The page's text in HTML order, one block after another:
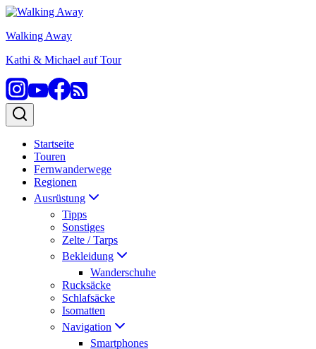
Zum
springen
Walking Away
Kathi & Michael auf Tour
Startseite
Touren
Fernwanderwege
Regionen
Ausrüstung
Tipps
Sonstiges
Zelte / Tarps
Bekleidung
Wanderschuhe
Rucksäcke
Schlafsäcke
Isomatten
Navigation
Smartphones